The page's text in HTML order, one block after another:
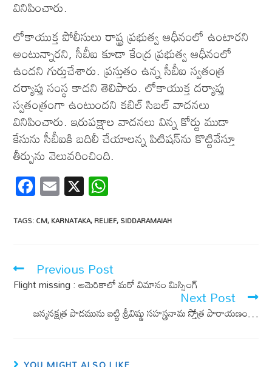
వినిపించారు.
లోకాయుక్త పోలీసులు రాష్ట్ర ప్రభుత్వ ఆధీనంలో ఉంటారని
అంటున్నారని, సీబీఐ కూడా కేంద్ర ప్రభుత్వ ఆధీనంలో
ఉందని గుర్తుచేశారు. ప్రస్తుతం ఉన్న సీబీఐ స్వతంత్ర
దర్యాప్తు సంస్థ కాదని తెలిపారు. లోకాయుక్త దర్యాప్తు
స్వతంత్రంగా ఉంటుందని కబిల్ సిబల్ వాదనలు
వినిపించారు. ఇరుపక్షాల వాదనలు విన్న కోర్టు ముడా
కేసును సీబీఐకి బదిలీ చేయాలన్న పిటిషన్‌ను కొట్టివేస్తూ
తీర్పును వెలువరించింది.
F
ac
e
o
o
k
E
m
ail
X
at
A
p
p
TAGS:CM,KARNATAKA,RELIEF,SIDDARAMAIAH
Previous Post
Flight missing : అమెరికాలో మరో విమానం మిస్సింగ్
Next Post
జన్మనక్షత్ర పాదమును బట్టి శ్రీవిష్ణు సహస్త్రనామ స్తోత్ర పారాయణం…